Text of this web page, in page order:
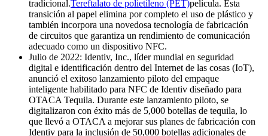
tradicional.Tereftalato de polietileno (PET)película. Esta
transición al papel elimina por completo el uso de plástico y
también incorpora una novedosa tecnología de fabricación
de circuitos que garantiza un rendimiento de comunicación
adecuado como un dispositivo NFC.
Julio de 2022: Identiv, Inc., líder mundial en seguridad
digital e identificación dentro del Internet de las cosas (IoT),
anunció el exitoso lanzamiento piloto del empaque
inteligente habilitado para NFC de Identiv diseñado para
OTACA Tequila. Durante este lanzamiento piloto, se
digitalizaron con éxito más de 5,000 botellas de tequila, lo
que llevó a OTACA a mejorar sus planes de fabricación con
Identiv para la inclusión de 50,000 botellas adicionales de